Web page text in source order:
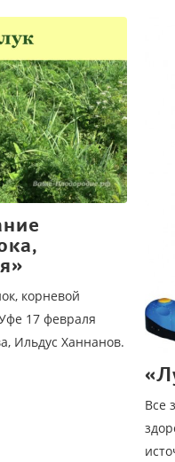
корневой
17 февраля
Ильдус Ханнанов.
Все